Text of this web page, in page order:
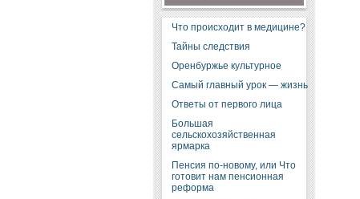
Что происходит в медицине?
Тайны следствия
Оренбуржье культурное
Самый главный урок — жизнь
Ответы от первого лица
Большая
сельскохозяйственная
ярмарка
Пенсия по-новому, или Что
готовит нам пенсионная
реформа